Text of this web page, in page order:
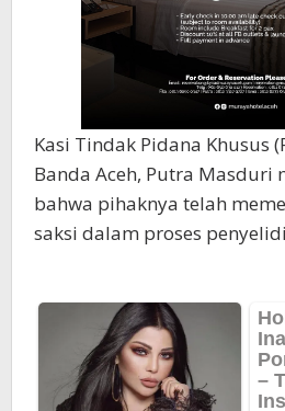
Kasi Tindak Pidana Khusus
Banda Aceh, Putra Masduri
bahwa pihaknya telah
saksi dalam proses